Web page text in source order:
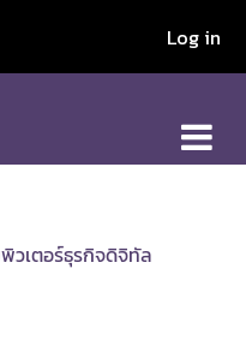
Log in
วเตอร์ธุรกิจดิจิทัล